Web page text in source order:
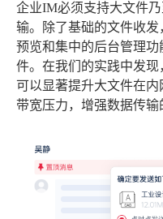
企业IM必须支持大文件
输。除了基础的文件收
预览和集中的后台管理
件。在我们的实践中发现
可以显著提升大文件在
带宽压力，增强数据传输